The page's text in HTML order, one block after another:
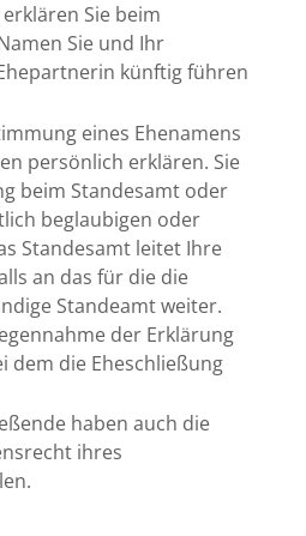
Sie beim
Sie und Ihr
künftig führen
eines Ehenamens
persönlich erklären. Sie
beim Standesamt oder
beglaubigen oder
Standesamt leitet Ihre
an das für die die
Standeamt weiter.
der Erklärung
dem die Eheschließung
haben auch die
ihres